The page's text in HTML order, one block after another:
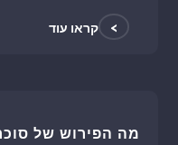
> קראו עוד
מה הפירוש של